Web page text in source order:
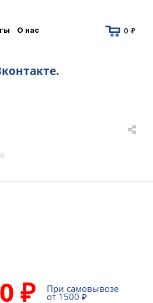
О нас 0 ₽
.
₽ При самовывозе
от 1500 ₽